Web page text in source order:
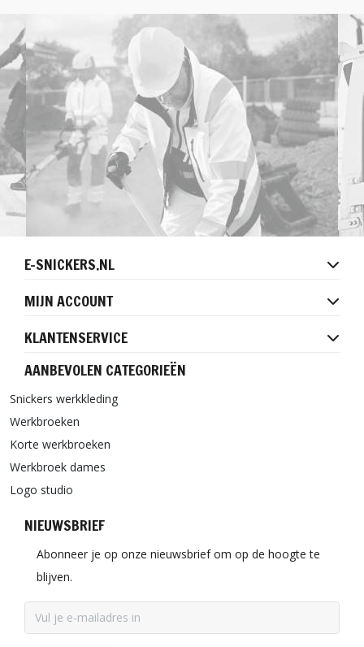
E-SNICKERS.NL
MIJN ACCOUNT
KLANTENSERVICE
AANBEVOLEN CATEGORIEËN
Snickers werkkleding
Werkbroeken
Korte werkbroeken
Werkbroek dames
Logo studio
NIEUWSBRIEF
Abonneer je op onze nieuwsbrief om op de hoogte te
blijven.